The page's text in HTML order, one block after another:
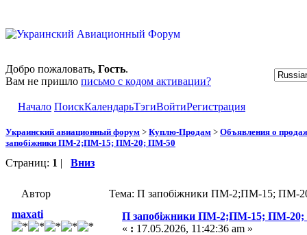
Добро пожаловать, Гость.
Вам не пришло письмо с кодом активации?
Начало ПоискКалендарьТэгиВойтиРегистрация
Украинский авиационный форум > Куплю-Продам > Объявления о
запобіжники ПМ-2;ПМ-15; ПМ-20; ПМ-50
Страниц: 1 | Вниз
Автор
Тема: П запобіжники ПМ-2;ПМ-15; ПМ-
maxati
П запобіжники ПМ-2;ПМ-15; ПМ-
« : 17.05.2026, 11:42:36 am »